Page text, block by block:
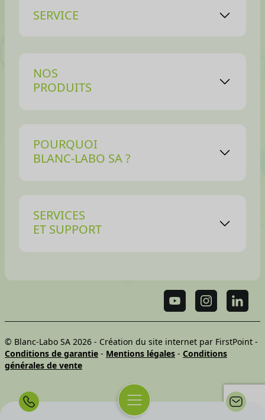
SERVICE
NOS
PRODUITS
POURQUOI
BLANC-LABO SA ?
SERVICES
ET SUPPORT
© Blanc-Labo SA 2026 - Création du site internet par FirstPoint -
Conditions de garantie - Mentions légales - Conditions
générales de vente